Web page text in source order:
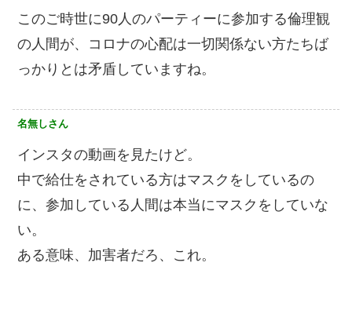
このご時世に90人のパーティーに参加する倫理観
の人間が、コロナの心配は一切関係ない方たちば
っかりとは矛盾していますね。
名無しさん
インスタの動画を見たけど。
中で給仕をされている方はマスクをしているの
に、参加している人間は本当にマスクをしていな
い。
ある意味、加害者だろ、これ。